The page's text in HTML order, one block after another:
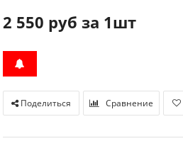
2 550 руб за 1шт
Поделиться Сравнение